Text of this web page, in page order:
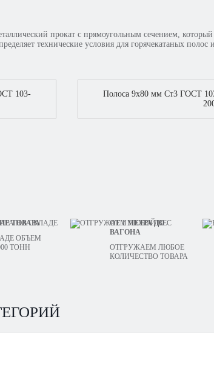
прокат с прямоугольным сечением, который
технические условия для горячекатаных полос
103-
Полоса 9х80 мм Ст3 ГОСТ
ТОВАРА
ОБЪЕМ
ТОНН
ОТ 1 МЕТРА ДО
ВАГОНА
ОТГРУЖАЕМ ЛЮБОЕ
КОЛИЧЕСТВО ТОВАРА